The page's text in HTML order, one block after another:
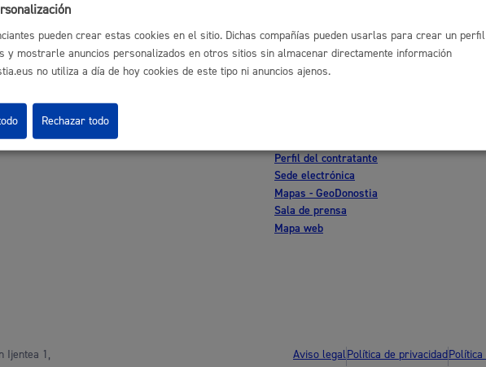
Cultura
Turismo
Tablón de anuncios oficiales
Perfil del contratante
Sede electrónica
Mapas - GeoDonostia
Sala de prensa
Mapa web
Ijentea 1,
Aviso legalPolítica de privacidadPolítica
pueden crear estas cookies en el sitio. Dichas compañías pueden usarlas para crear un perfil
y mostrarle anuncios personalizados en otros sitios sin almacenar directamente información
no utiliza a día de hoy cookies de este tipo ni anuncios ajenos.
Rechazar todo